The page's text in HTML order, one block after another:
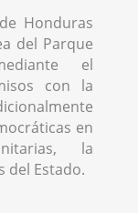
Honduras
del Parque
el
con la
en
la
del Estado.